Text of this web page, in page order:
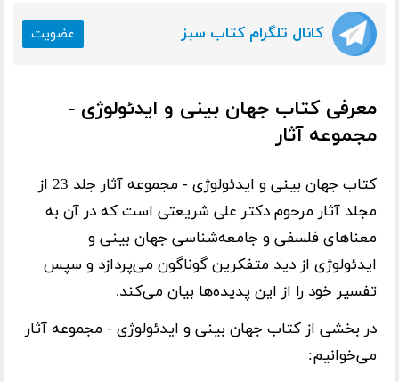
کانال تلگرام کتاب سبز عضویت
معرفی کتاب جهان بینی و ایدئولوژی -
مجموعه آثار
کتاب جهان بینی و ایدئولوژی - مجموعه آثار
جلد 23 از
مجلد آثار مرحوم دکتر علی شریعتی است که در آن به
معناهای فلسفی و جامعه‌شناسی جهان بینی و
ایدئولوژی از دید متفکرین گوناگون می‌پردازد و سپس
تفسیر خود را از این پدیده‌ها بیان می‌کند.
در بخشی از کتاب جهان بینی و ایدئولوژی - مجموعه آثار
می‌خوانیم: